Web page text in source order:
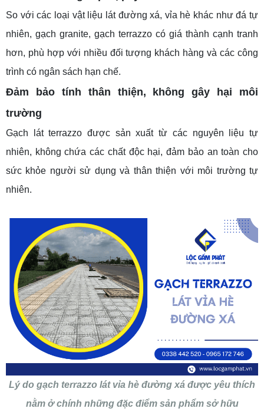
So với các loại vật liệu lát đường xá, vỉa hè khác như đá tự
nhiên, gạch granite, gạch terrazzo có giá thành cạnh tranh
hơn, phù hợp với nhiều đối tượng khách hàng và các công
trình có ngân sách hạn chế.
Đảm bảo tính thân thiện, không gây hại môi
trường
Gạch lát terrazzo được sản xuất từ các nguyên liệu tự
nhiên, không chứa các chất độc hại, đảm bảo an toàn cho
sức khỏe người sử dụng và thân thiện với môi trường tự
nhiên.
Lý do gạch terrazzo lát vỉa hè đường xá được yêu thích
nằm ở chính những đặc điểm sản phẩm sở hữu